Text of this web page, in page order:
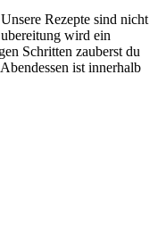
Rezepte sind nicht
wird ein
Schritten zauberst du
ist innerhalb